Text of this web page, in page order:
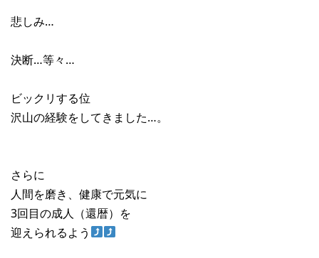
悲しみ…
決断…等々…
ビックリする位
沢山の経験をしてきました…。
さらに
人間を磨き、健康で元気に
3回目の成人（還暦）を
迎えられるよう